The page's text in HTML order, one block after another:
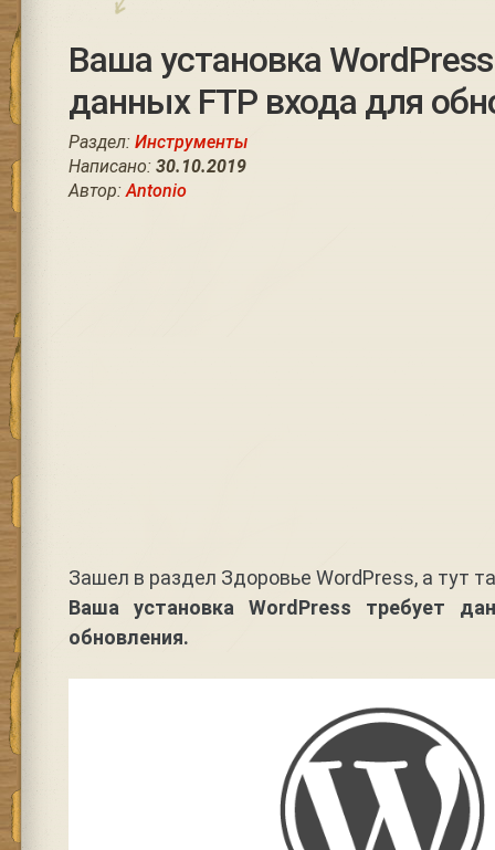
Ваша установка
данных FTP входа для
Раздел: Инструменты
Написано: 30.10.2019
Автор:Antonio
Зашел в раздел Здоровье WordPress, а тут
Ваша установка WordPress требует
обновления.